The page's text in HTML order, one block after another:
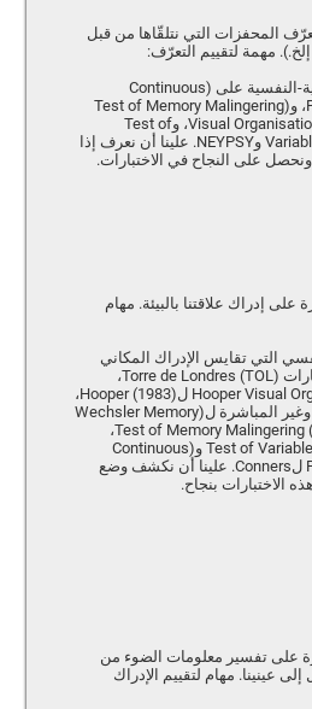
المحفزات التي نتلقّاها من قبل
مهمة لتقييم التعرّف:
ترتكز هذه المهمة العصبية-النفسية على (Continuous
Performance Test (CPT، و(Test of Memory Malingering
(TOMM، و(Visual Organisation Test (VOT، وTest of
Variables of Attention (TOVA) وNEYPSY. علينا أن نعرف إذا
على النجاح في الاختبارات.
على إدراك علاقتنا بالبيئة. مهام
التي تقايس الإدراك المكاني
ترتكز على مجموعة اختبارات (Torre de Londres (TOL،
و(Hooper Visual Organisation Task (VOT ل(Hooper (1983،
واختبار الأرقام المباشرة وغير المباشرة ل(Wechsler Memory
Scale (WMS، و(Test of Memory Malingering (TOMM،
و(Test of Variables of Attention (TOVA و(Continuous
Performance Test (CPT لConners. علينا أن نكشف وضع
الاختبارات بنجاح.
على تفسير معلومات الضوء من
عينينا. مهام لتقييم الإدراك